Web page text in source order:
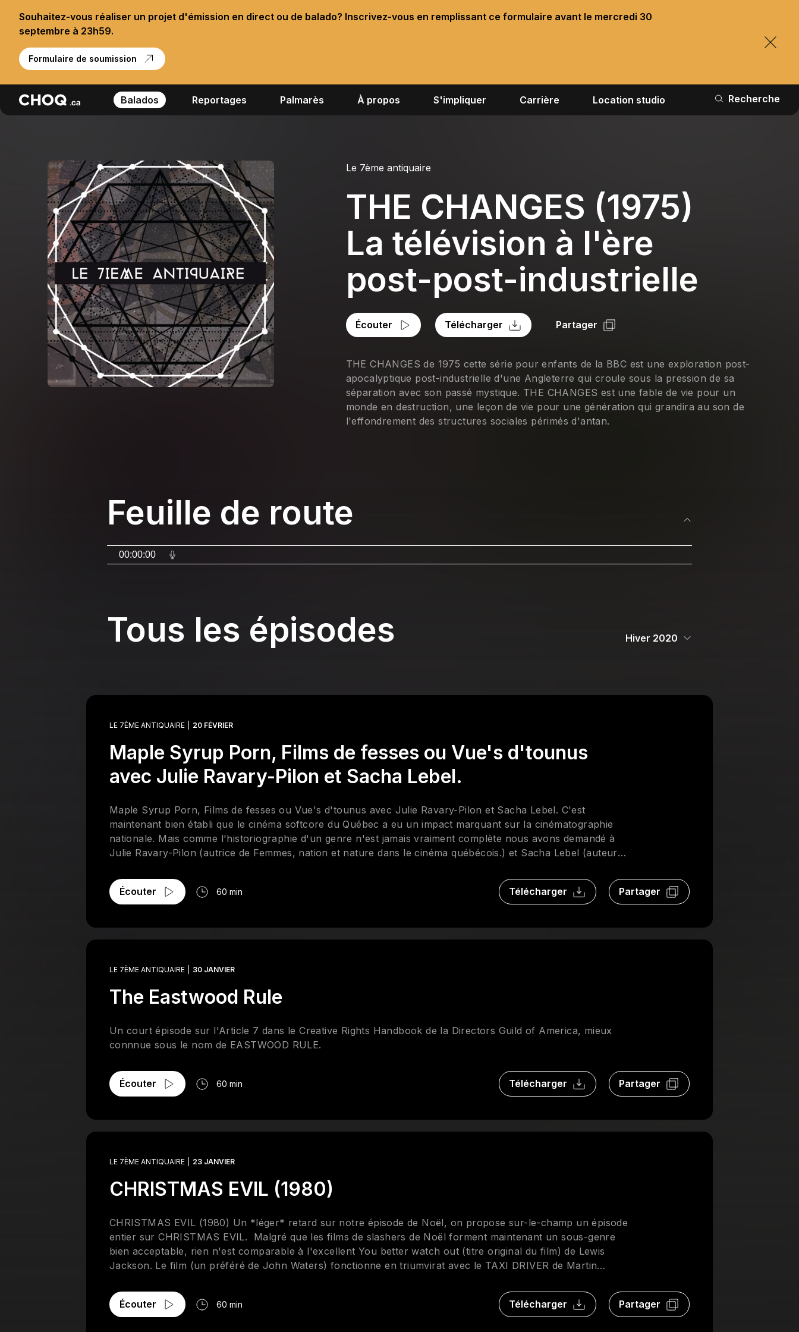
Souhaitez-vous réaliser un projet d'émission en direct ou de balado? Inscrivez-vous en remplissant ce formulaire avant le mercredi 30
septembre à 23h59.
Formulaire de soumission
Balados Reportages Palmarès À propos S'impliquer Carrière Location studio Recherche
Le 7ème antiquaire
THE CHANGES (1975)
La télévision à l'ère
post-post-industrielle
Écouter Télécharger Partager
THE CHANGES de 1975 cette série pour enfants de la BBC est une exploration post-
apocalyptique post-industrielle d'une Angleterre qui croule sous la pression de sa
séparation avec son passé mystique. THE CHANGES est une fable de vie pour un
monde en destruction, une leçon de vie pour une génération qui grandira au son de
l'effondrement des structures sociales périmés d'antan.
Feuille de route
00:00:00
Tous les épisodes Hiver 2020
LE 7ÈME ANTIQUAIRE 20 FÉVRIER
Maple Syrup Porn, Films de fesses ou Vue's d'tounus
avec Julie Ravary-Pilon et Sacha Lebel.
Maple Syrup Porn, Films de fesses ou Vue's d'tounus avec Julie Ravary-Pilon et Sacha Lebel. C'est
maintenant bien établi que le cinéma softcore du Québec a eu un impact marquant sur la cinématographie
nationale. Mais comme l'historiographie d'un genre n'est jamais vraiment complète nous avons demandé à
Julie Ravary-Pilon (autrice de Femmes, nation et nature dans le cinéma québécois.) et Sacha Lebel (auteur
donne? Pour une histoire culturelle du cinéma populaire québécois (1965-1975) ) de venir échanger sur ce
sous genre fulgurant que fût le cinéma d'exploitation sexuelle dans la Belle Province.
Écouter 60 min Télécharger Partager
LE 7ÈME ANTIQUAIRE 30 JANVIER
The Eastwood Rule
Un court épisode sur l'Article 7 dans le Creative Rights Handbook de la Directors Guild of America, mieux
connnue sous le nom de EASTWOOD RULE.
Écouter 60 min Télécharger Partager
LE 7ÈME ANTIQUAIRE 23 JANVIER
CHRISTMAS EVIL (1980)
CHRISTMAS EVIL (1980) Un *léger* retard sur notre épisode de Noël, on propose sur-le-champ un épisode
entier sur CHRISTMAS EVIL. Malgré que les films de slashers de Noël forment maintenant un sous-genre
bien acceptable, rien n'est comparable à l'excellent You better watch out (titre original du film) de Lewis
Jackson. Le film (un préféré de John Waters) fonctionne en triumvirat avec le TAXI DRIVER de Martin
spirituels abordent la transformation et la colère de manière beaucoup plus sensible qu'on pourrait croire.
Écouter
60 min Télécharger Partager